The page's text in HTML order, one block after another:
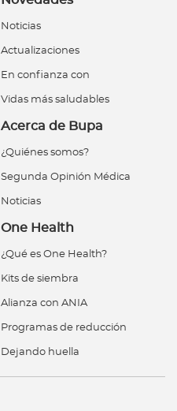
Noticias
Actualizaciones
En confianza con
Vidas más saludables
Acerca de Bupa
¿Quiénes somos?
Segunda Opinión Médica
Noticias
One Health
¿Qué es One Health?
Kits de siembra
Alianza con ANIA
Programas de reducción
Dejando huella